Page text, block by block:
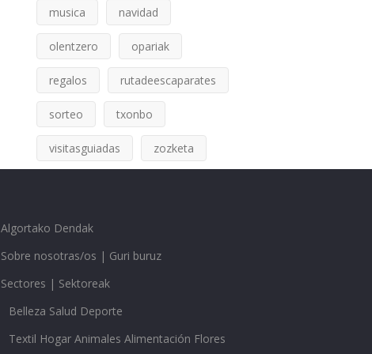
musica navidad
olentzero opariak
regalos rutadeescaparates
sorteo txonbo
visitasguiadas zozketa
Algortako Dendak
Sobre nosotras/os | Guri buruz
Sectores | Sektoreak
Belleza Salud Deporte
Textil Hogar Animales Alimentación Flores